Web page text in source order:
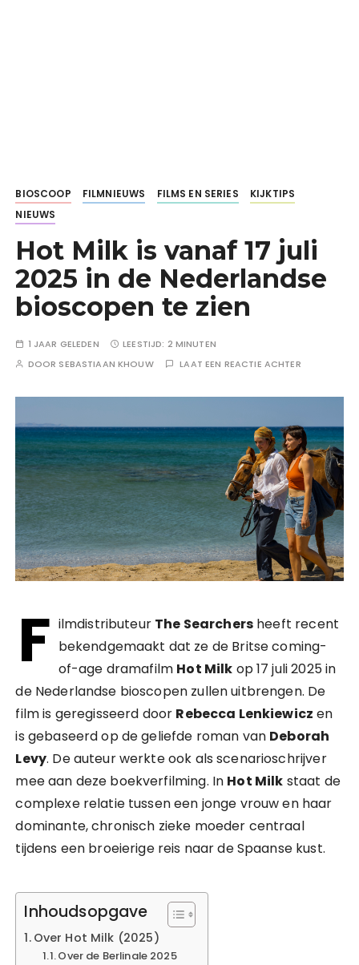
BIOSCOOP FILMNIEUWS FILMS EN SERIES
KIJKTIPS
NIEUWS
Hot Milk is vanaf 17 juli
2025 in de Nederlandse
bioscopen te zien
1 JAAR GELEDEN LEESTIJD: 2 MINUTEN
DOOR SEBASTIAAN KHOUW LAAT EEN REACTIE ACHTER
F ilmdistributeur The Searchers heeft recent
bekendgemaakt dat ze de Britse coming-
of-age dramafilm Hot Milk op 17 juli 2025 in
de Nederlandse bioscopen zullen uitbrengen. De
film is geregisseerd door Rebecca Lenkiewicz en
is gebaseerd op de geliefde roman van Deborah
Levy. De auteur werkte ook als scenarioschrijver
mee aan deze boekverfilming. In Hot Milk staat de
complexe relatie tussen een jonge vrouw en haar
dominante, chronisch zieke moeder centraal
tijdens een broeierige reis naar de Spaanse kust.
Inhoudsopgave
Over Hot Milk (2025)
Over de Berlinale 2025